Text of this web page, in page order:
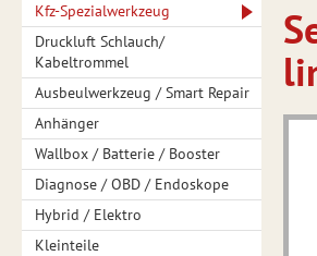
Kfz-Spezialwerkzeug
Druckluft Schlauch/
Kabeltrommel
Ausbeulwerkzeug / Smart Repair
Anhänger
Wallbox / Batterie / Booster
Diagnose / OBD / Endoskope
Hybrid / Elektro
Kleinteile